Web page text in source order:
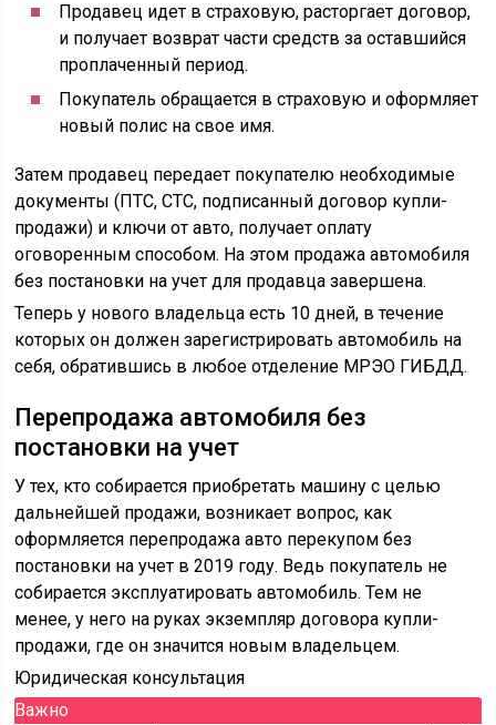
Продавец идет в страховую, расторгает договор,
и получает возврат части средств за оставшийся
проплаченный период.
Покупатель обращается в страховую и оформляет
новый полис на свое имя.
Затем продавец передает покупателю необходимые
документы (ПТС, СТС, подписанный договор купли-
продажи) и ключи от авто, получает оплату
оговоренным способом. На этом продажа автомобиля
без постановки на учет для продавца завершена.
Теперь у нового владельца есть 10 дней, в течение
которых он должен зарегистрировать автомобиль на
себя, обратившись в любое отделение МРЭО ГИБДД.
Перепродажа автомобиля без
постановки на учет
У тех, кто собирается приобретать машину с целью
дальнейшей продажи, возникает вопрос, как
оформляется перепродажа авто перекупом без
постановки на учет в 2019 году. Ведь покупатель не
собирается эксплуатировать автомобиль. Тем не
менее, у него на руках экземпляр договора купли-
продажи, где он значится новым владельцем.
Юридическая консультация
Важно